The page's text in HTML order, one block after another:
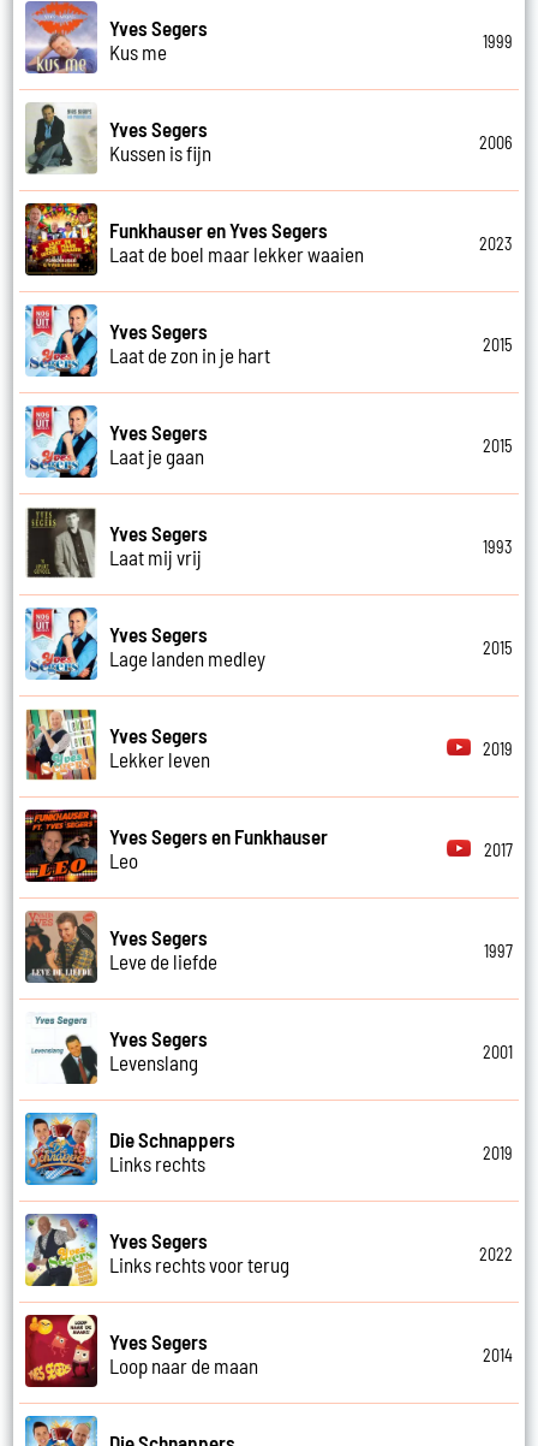
Yves Segers
Kus me
1999
Yves Segers
Kussen is fijn
2006
Funkhauser en Yves Segers
Laat de boel maar lekker waaien
2023
Yves Segers
Laat de zon in je hart
2015
Yves Segers
Laat je gaan
2015
Yves Segers
Laat mij vrij
1993
Yves Segers
Lage landen medley
2015
Yves Segers
Lekker leven
2019
Yves Segers en Funkhauser
Leo
2017
Yves Segers
Leve de liefde
1997
Yves Segers
Levenslang
2001
Die Schnappers
Links rechts
2019
Yves Segers
Links rechts voor terug
2022
Yves Segers
Loop naar de maan
2014